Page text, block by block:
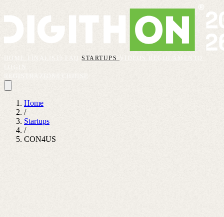
FAQSTARTUPS VIDEOS
REGOLAMENTO
Home
/
Startups
/
CON4US